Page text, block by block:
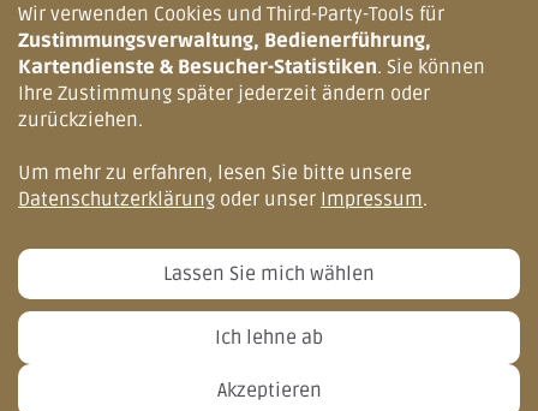
Mehr erfahren
Wir verwenden Cookies und Third-Party-Tools für
Zustimmungsverwaltung, Bedienerführung,
Kartendienste & Besucher-Statistiken. Sie können
Ihre Zustimmung später jederzeit ändern oder
zurückziehen.
Um mehr zu erfahren, lesen Sie bitte unsere
Datenschutzerklärung oder unser Impressum.
Lassen Sie mich wählen
Ich lehne ab
Akzeptieren